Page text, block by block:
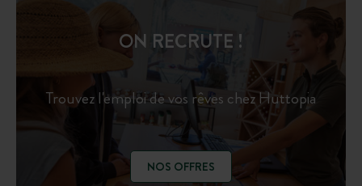
ON RECRUTE !
Trouvez l'emploi de vos rêves chez Huttopia
NOS OFFRES